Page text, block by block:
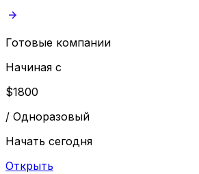
Готовые компании
Начиная с
$1800
/ Одноразовый
Начать сегодня
Открыть